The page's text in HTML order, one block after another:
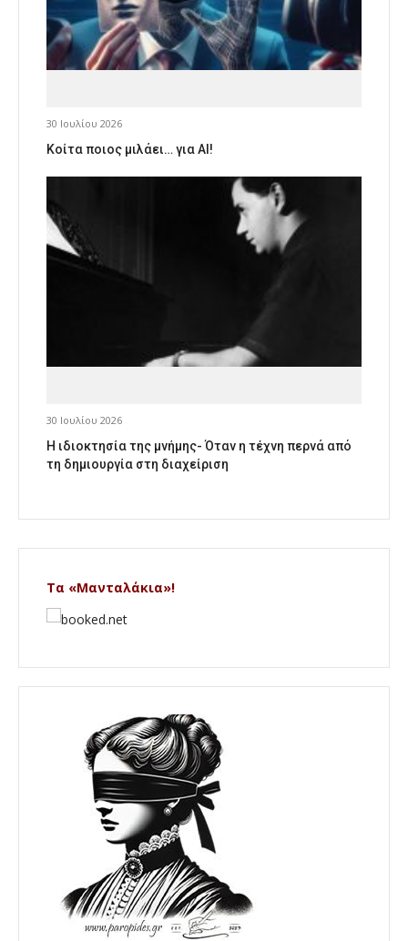
30 Ιουλίου 2026
Κοίτα ποιος μιλάει… για AI!
30 Ιουλίου 2026
Η ιδιοκτησία της μνήμης- Όταν η τέχνη περνά από
τη δημιουργία στη διαχείριση
Τα «Μανταλάκια»!